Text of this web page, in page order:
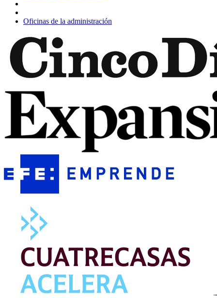
Oficinas de la administración